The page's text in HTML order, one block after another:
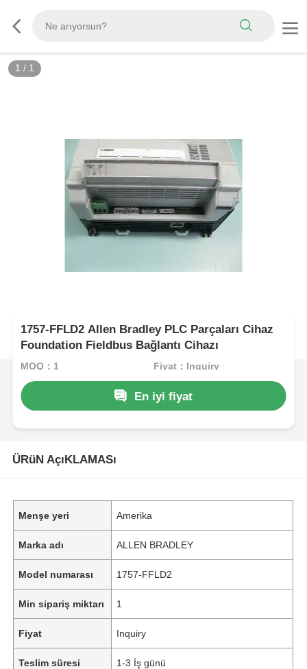
1 / 1
1757-FFLD2 Allen Bradley PLC Parçaları Cihaz
Foundation Fieldbus Bağlantı Cihazı
MOQ：1 Fiyat：Inquiry
En iyi fiyat
ÜRüN AçıKLAMASı
Menşe yeri Amerika
Marka adı ALLEN BRADLEY
Model numarası 1757-FFLD2
Min sipariş miktarı 1
Fiyat Inquiry
Teslim süresi 1-3 İş günü